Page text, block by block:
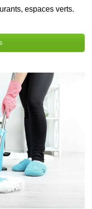
espaces verts.